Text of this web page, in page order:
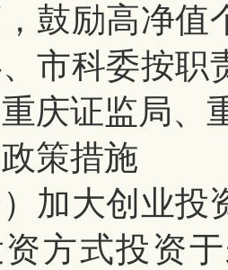
鼓励高净值
市科委按职
庆证监局、
策措施
）加大创业
方式投资